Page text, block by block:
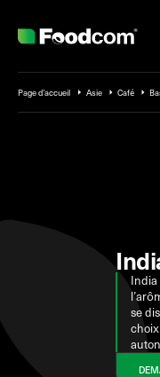
Page d’accueil Asie Café
India
se